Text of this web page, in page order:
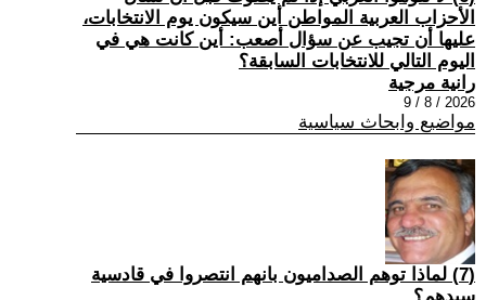
الأحزاب العربية المواطن أين سيكون يوم الانتخابات،
عليها أن تجيب عن سؤال أصعب: أين كانت هي في
اليوم التالي للانتخابات السابقة؟
رانية مرجية
2026 / 8 / 9
مواضيع وابحاث سياسية
(7) ‏لماذا توهم الصداميون بانهم انتصروا في قادسية